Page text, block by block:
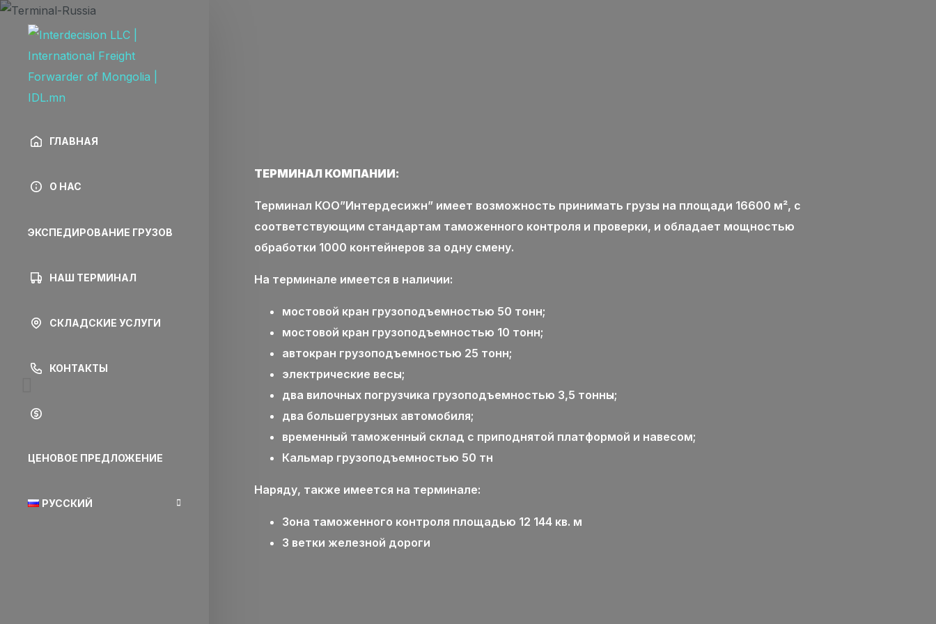
ГЛАВНАЯ
О НАС
ЭКСПЕДИРОВАНИЕ ГРУЗОВ
НАШ ТЕРМИНАЛ
СКЛАДСКИЕ УСЛУГИ
КОНТАКТЫ
ЦЕНОВОЕ ПРЕДЛОЖЕНИЕ
РУССКИЙ
ТЕРМИНАЛ КОМПАНИИ:
Терминал КОО”Интердесижн” имеет возможность принимать грузы на площади 16600 м², с
соответствующим стандартам таможенного контроля и проверки, и обладает мощностью
обработки 1000 контейнеров за одну смену.
На терминале имеется в наличии:
мостовой кран грузоподъемностью 50 тонн;
мостовой кран грузоподъемностью 10 тонн;
автокран грузоподъемностью 25 тонн;
электрические весы;
два вилочных погрузчика грузоподъемностью 3,5 тонны;
два большегрузных автомобиля;
временный таможенный склад с приподнятой платформой и навесом;
Кальмар грузоподъемностью 50 тн
Наряду, также имеется на терминале:
Зона таможенного контроля площадью 12 144 кв. м
3 ветки железной дороги